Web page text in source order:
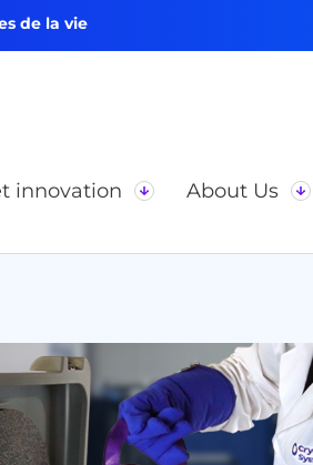
de la vie
innovation About Us